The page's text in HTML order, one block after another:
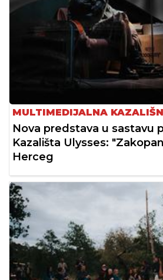
MULTIMEDIJALNA
Nova predstava u sastavu
Kazališta Ulysses:
Herceg